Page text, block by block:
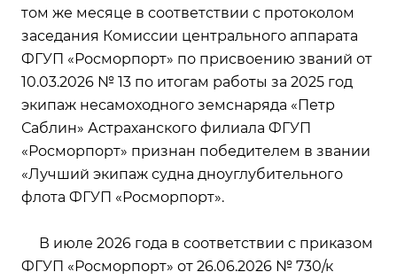
том же месяце в соответствии с протоколом
заседания Комиссии центрального аппарата
ФГУП «Росморпорт» по присвоению званий от
10.03.2026 № 13 по итогам работы за 2025 год
экипаж несамоходного земснаряда «Петр
Саблин» Астраханского филиала ФГУП
«Росморпорт» признан победителем в звании
«Лучший экипаж судна дноуглубительного
флота ФГУП «Росморпорт».
В июле 2026 года в соответствии с приказом
ФГУП «Росморпорт» от 26.06.2026 № 730/к